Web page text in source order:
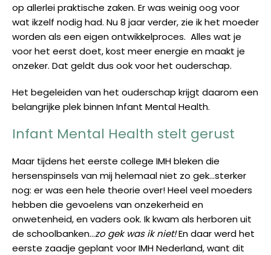
op allerlei praktische zaken. Er was weinig oog voor
wat ikzelf nodig had. Nu 8 jaar verder, zie ik het moeder
worden als een eigen ontwikkelproces. Alles wat je
voor het eerst doet, kost meer energie en maakt je
onzeker. Dat geldt dus ook voor het ouderschap.
Het begeleiden van het ouderschap krijgt daarom een
belangrijke plek binnen Infant Mental Health.
Infant Mental Health stelt gerust
Maar tijdens het eerste college IMH bleken die
hersenspinsels van mij helemaal niet zo gek…sterker
nog: er was een hele theorie over! Heel veel moeders
hebben die gevoelens van onzekerheid en
onwetenheid, en vaders ook. Ik kwam als herboren uit
de schoolbanken…zo gek was ik niet!En daar werd het
eerste zaadje geplant voor IMH Nederland, want dit